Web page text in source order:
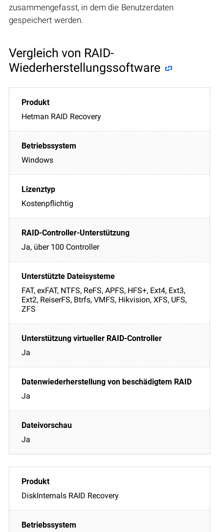
zusammengefasst, in dem die Benutzerdaten
gespeichert werden.
Vergleich von RAID-
Wiederherstellungssoftware
Hetman RAID Recovery
Windows
Kostenpflichtig
Ja, über 100 Controller
FAT, exFAT, NTFS, ReFS, APFS, HFS+, Ext4, Ext3,
Ext2, ReiserFS, Btrfs, VMFS, Hikvision, XFS, UFS,
ZFS
Ja
Ja
Ja
DiskInternals RAID Recovery